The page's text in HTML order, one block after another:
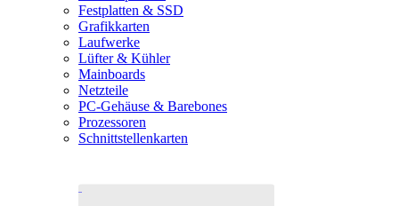
Festplatten & SSD
Grafikkarten
Laufwerke
Lüfter & Kühler
Mainboards
Netzteile
PC-Gehäuse & Barebones
Prozessoren
Schnittstellenkarten